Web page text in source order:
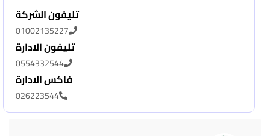
تليفون الشركة
01002135227
تليفون الادارة
0554332544
فاكس الادارة
026223544